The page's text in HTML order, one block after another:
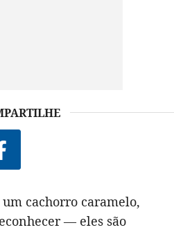
cachorro caramelo,
— eles são